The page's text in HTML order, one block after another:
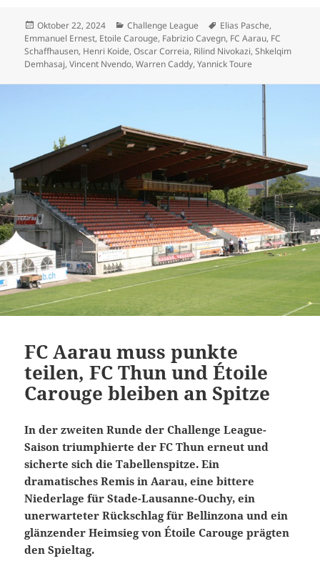
Veröffentlicht
am
Oktober 22, 2024 Kategorien
Challenge League Schlagwörter
Elias Pasche,
Emmanuel Ernest, Etoile Carouge, Fabrizio Cavegn, FC Aarau, FC
Schaffhausen, Henri Koide,Oscar Correia, Rilind Nivokazi,Shkelqim
Demhasaj,Vincent Nvendo,Warren Caddy,Yannick Toure
FC Aarau muss punkte
teilen, FC Thun und Étoile
Carouge bleiben an Spitze
In der zweiten Runde der Challenge League-
Saison triumphierte der FC Thun erneut und
sicherte sich die Tabellenspitze. Ein
dramatisches Remis in Aarau, eine bittere
Niederlage für Stade-Lausanne-Ouchy, ein
unerwarteter Rückschlag für Bellinzona und ein
glänzender Heimsieg von Étoile Carouge prägten
den Spieltag.